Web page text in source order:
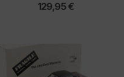
129,95 €